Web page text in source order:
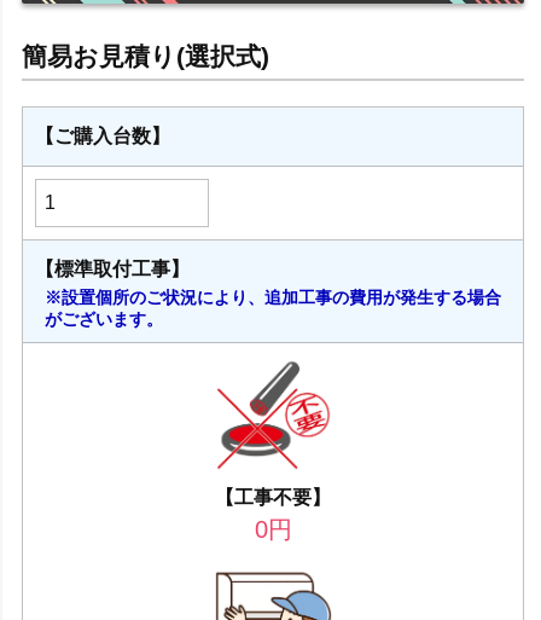
【ご購入台数】
【標準取付工事】
※設置個所のご状況により、追加工事の費用が発生する場合
がございます。
【工事不要】
0円